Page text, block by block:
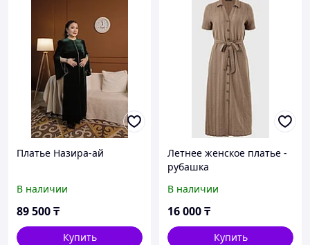
Платье Назира-ай
В наличии
89 500₸
Купить
Летнее женское платье -
рубашка
В наличии
16 000₸
Купить